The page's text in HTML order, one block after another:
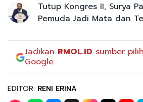
Tutup Kongres II, Surya
Pemuda Jadi Mata dan
Jadikan RMOL.ID sumber
Google
EDITOR: RENI ERINA